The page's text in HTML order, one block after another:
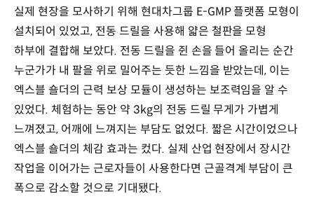
실제 현장을 모사하기 위해 현대차그룹 E-GMP 플랫폼 모형이
설치되어 있었고, 전동 드릴을 사용해 얇은 철판을 모형
하부에 결합해 보았다. 전동 드릴을 쥔 손을 들어 올리는 순간
누군가가 내 팔을 위로 밀어주는 듯한 느낌을 받았는데, 이는
엑스블 숄더의 근력 보상 모듈이 생성하는 보조력임을 알 수
있었다. 체험하는 동안 약 3kg의 전동 드릴 무게가 가볍게
느껴졌고, 어깨에 느껴지는 부담도 없었다. 짧은 시간이었으나
엑스블 숄더의 체감 효과는 컸다. 실제 산업 현장에서 장시간
작업을 이어가는 근로자들이 사용한다면 근골격계 부담이 큰
폭으로 감소할 것으로 기대됐다.